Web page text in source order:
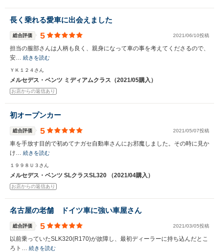
長く乗れる愛車に出会えました
総合評価 5 2021/06/10投稿
担当の服部さんは人柄も良く、親身になって車の事を考えてくださるので、
安… 続きを読む
ＹＫ１２４さん
メルセデス・ベンツ ミディアムクラス（2021/05購入）
お店からの返信あり
初オープンカー
総合評価 5 2021/05/07投稿
車を手放す目的で初めてナガセ自動車さんにお邪魔しました。その時に見か
け… 続きを読む
１９９８Ｕ３さん
メルセデス・ベンツ SLクラスSL320 （2021/04購入）
お店からの返信あり
名古屋の老舗 ドイツ車に強い車屋さん
総合評価 5 2021/03/05投稿
以前乗っていたSLK320(R170)が故障し、最初ディーラーに持ち込んだとこ
ろト… 続きを読む